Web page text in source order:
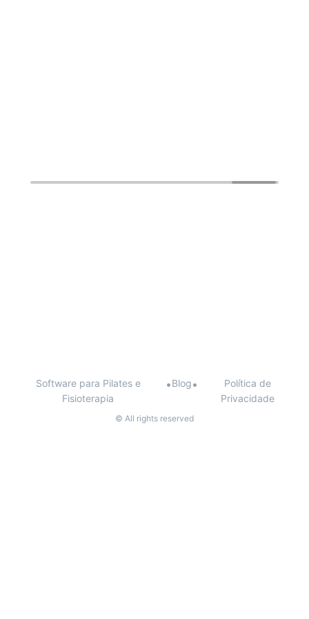
Software para Pilates e
Fisioterapia
•Blog•
Política de
Privacidade
© All rights reserved